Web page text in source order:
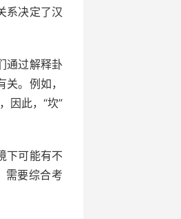
系决定了汉
通过解释卦
。例如，
因此，“坎”
下可能有不
需要综合考